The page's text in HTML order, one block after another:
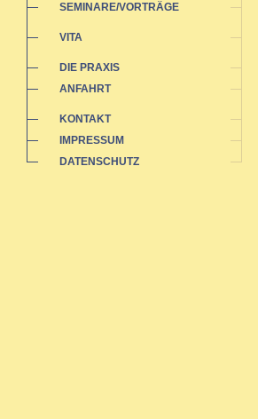
SEMINARE/VORTRÄGE
VITA
DIE PRAXIS
ANFAHRT
KONTAKT
IMPRESSUM
DATENSCHUTZ